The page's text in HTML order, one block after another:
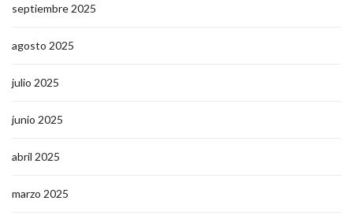
septiembre 2025
agosto 2025
julio 2025
junio 2025
abril 2025
marzo 2025